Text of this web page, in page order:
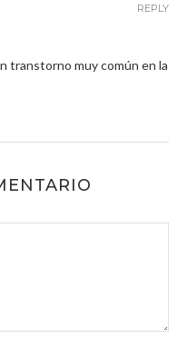
transtorno muy común en la
REPLY